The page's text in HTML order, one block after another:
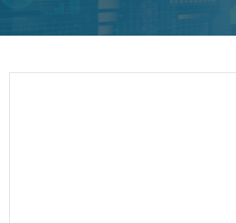
ЖИВОТ